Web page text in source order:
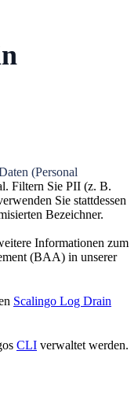
(Personal
Filtern Sie PII (z. B.
Sie stattdessen
Bezeichner.
Informationen zum
(BAA) in unserer
Scalingo Log Drain
CLI verwaltet werden.